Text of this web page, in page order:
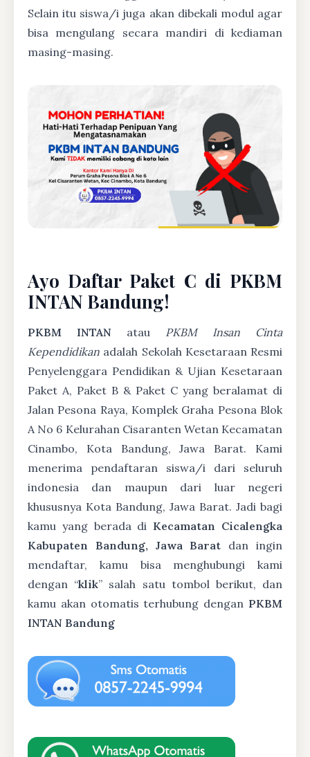
Selain itu siswa/i juga akan dibekali modul agar
bisa mengulang secara mandiri di kediaman
masing-masing.
Ayo Daftar Paket C di PKBM
INTAN Bandung!
PKBM INTAN atau PKBM Insan Cinta
Kependidikan adalah Sekolah Kesetaraan Resmi
Penyelenggara Pendidikan & Ujian Kesetaraan
Paket A, Paket B & Paket C yang beralamat di
Jalan Pesona Raya, Komplek Graha Pesona Blok
A No 6 Kelurahan Cisaranten Wetan Kecamatan
Cinambo, Kota Bandung, Jawa Barat. Kami
menerima pendaftaran siswa/i dari seluruh
indonesia dan maupun dari luar negeri
khususnya Kota Bandung, Jawa Barat. Jadi bagi
kamu yang berada di Kecamatan Cicalengka
Kabupaten Bandung, Jawa Barat dan ingin
mendaftar, kamu bisa menghubungi kami
dengan “klik” salah satu tombol berikut, dan
kamu akan otomatis terhubung dengan PKBM
INTAN Bandung